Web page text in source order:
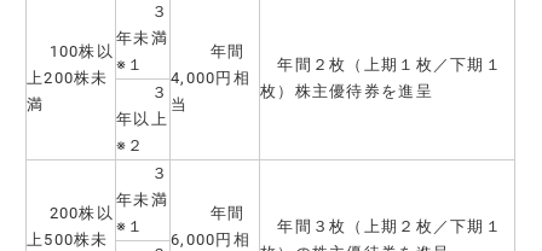
100株以
上200株未
満
３
年未満
※１
年間
4,000円相
当
年間２枚（上期１枚／下期１
枚）株主優待券を進呈
３
年以上
※２
200株以
上500株未
３
年未満
※１
年間
6,000円相
年間３枚（上期２枚／下期１